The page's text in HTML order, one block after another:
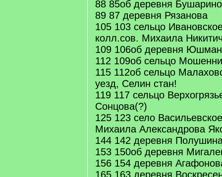
88 85об деревня Бушарино
89 87 деревня Рязанова
105 103 сельцо
колл.сов. Михаила
109 106об деревня
112 109об сельцо
115 112об сельцо
уезд, Селин стан!
119 117 сельцо
Сонцова(?)
125 123 село
Михаила Александрова
144 142 деревня
153 150об деревня
156 154 деревня
165 163 деревня